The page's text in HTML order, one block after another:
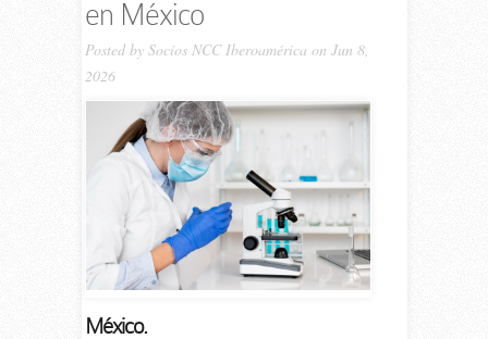
en México
Posted by Socios NCC Iberoamérica on Jun 8,
2026
México.